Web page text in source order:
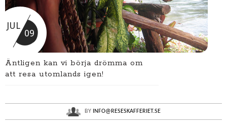
JUL
09
Äntligen kan vi börja drömma om
att resa utomlands igen!
BY INFO@RESESKAFFERIET.SE